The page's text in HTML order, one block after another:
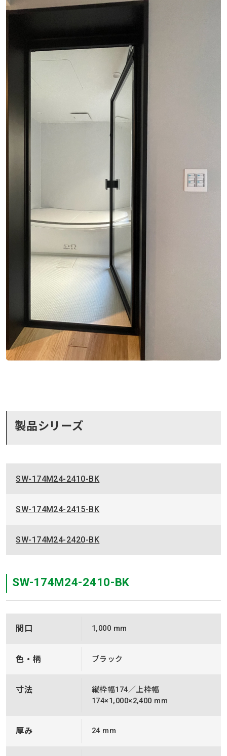
製品シリーズ
SW-174M24-2410-BK
SW-174M24-2415-BK
SW-174M24-2420-BK
SW-174M24-2410-BK
間口 1,000 mm
色・柄 ブラック
寸法
縦枠幅174／上枠幅
174×1,000×2,400 mm
厚み 24 mm